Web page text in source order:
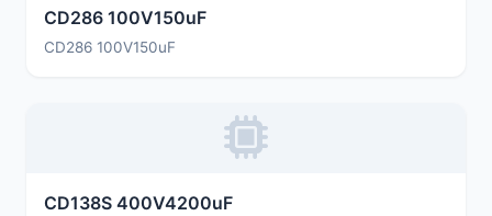
CD286 100V150uF
CD286 100V150uF
CD138S 400V4200uF